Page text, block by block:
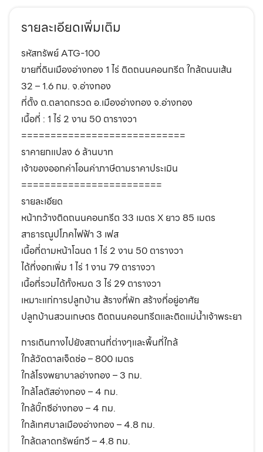
รายละเอียดเพิ่มเติม
รหัสทรัพย์ ATG-100
ขายที่ดินเมืองอ่างทอง 1 ไร่ ติดถนนคอนกรีต ใกล้ถนนเส้น
32 – 1.6 กม. จ.อ่างทอง
ที่ตั้ง ต.ตลาดกรวด อ.เมืองอ่างทอง จ.อ่างทอง
เนื้อที่ : 1 ไร่ 2 งาน 50 ตารางวา
============================
ราคายกแปลง 6 ล้านบาท
เจ้าของออกค่าโอนค่าภาษีตามราคาประเมิน
========================
รายละเอียด
หน้ากว้างติดถนนคอนกรีต 33 เมตร X ยาว 85 เมตร
สาธารณูปโภคไฟฟ้า 3 เฟส
เนื้อที่ตามหน้าโฉนด 1 ไร่ 2 งาน 50 ตารางวา
ได้ที่งอกเพิ่ม 1 ไร่ 1 งาน 79 ตารางวา
เนื้อที่รวมได้ทั้งหมด 3 ไร่ 29 ตารางวา
เหมาะแก่การปลูกบ้าน ส้รางที่พัก สร้างที่อยู่อาศัย
ปลูกบ้านสวนเกษตร ติดถนนคอนกรีตและติดแม่น้ำเจ้าพระยา
การเดินทางไปยังสถานที่ต่างๆและพื้นที่ใกล้
ใกล้วัดตาลเจ็ดช่อ – 800 เมตร
ใกล้โรงพยาบาลอ่างทอง – 3 กม.
ใกล้โลตัสอ่างทอง – 4 กม.
ใกล้บิ๊กซีอ่างทอง – 4 กม.
ใกล้เทศบาลเมืองอ่างทอง – 4.8 กม.
ใกล้ตลาดทรัพย์ทวี – 4.8 กม.